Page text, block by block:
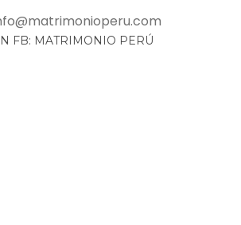
FB: MATRIMONIO PERÚ